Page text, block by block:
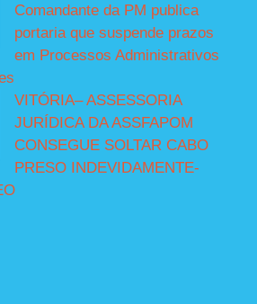
Comandante da PM publica
portaria que suspende prazos
em Processos Administrativos
VITÓRIA– ASSESSORIA
JURÍDICA DA ASSFAPOM
CONSEGUE SOLTAR CABO
PRESO INDEVIDAMENTE-